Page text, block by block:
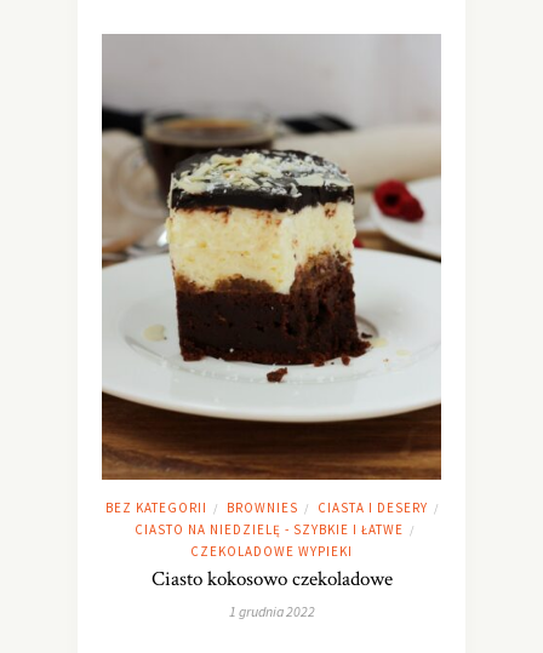
BEZ KATEGORII / BROWNIES / CIASTA I DESERY /
CIASTO NA NIEDZIELĘ - SZYBKIE I ŁATWE /
CZEKOLADOWE WYPIEKI
Ciasto kokosowo czekoladowe
1 grudnia 2022